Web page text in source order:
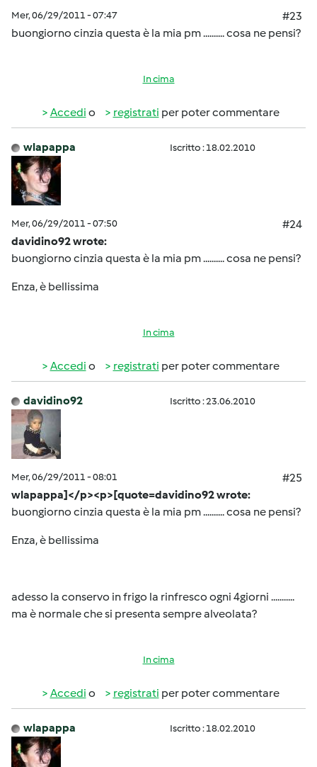
Mer, 06/29/2011 - 07:47
#23
buongiorno cinzia questa è la mia pm .......... cosa ne pensi?
In cima
Accedi o registrati per poter commentare
wlapappa Iscritto : 18.02.2010
Mer, 06/29/2011 - 07:50
#24
davidino92 wrote:
buongiorno cinzia questa è la mia pm .......... cosa ne pensi?
Enza, è bellissima
In cima
Accedi o registrati per poter commentare
davidino92 Iscritto : 23.06.2010
Mer, 06/29/2011 - 08:01
#25
wlapappa]</p><p>[quote=davidino92 wrote:
buongiorno cinzia questa è la mia pm .......... cosa ne pensi?
Enza, è bellissima
adesso la conservo in frigo la rinfresco ogni 4giorni ...........
ma è normale che si presenta sempre alveolata?
In cima
Accedi o registrati per poter commentare
wlapappa Iscritto : 18.02.2010